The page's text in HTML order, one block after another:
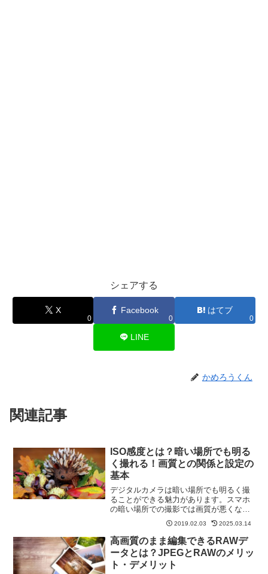
シェアする
X
0
Facebook
0
はてブ
0
LINE
かめろうくん
関連記事
ISO感度とは？暗い場所でも明る
く撮れる！画質との関係と設定の
基本
デジタルカメラは暗い場所でも明るく撮
ることができる魅力があります。スマホ
の暗い場所での撮影では画質が悪くなっ
てしまいキレイに見せられないという経
験をした人も多いと思います。実は一眼
レフやミラーレスでもスマホと同じよう
に暗い場所での撮影では画...
2019.02.03 2025.03.14
高画質のまま編集できるRAWデ
ータとは？JPEGとRAWのメリッ
ト・デメリット